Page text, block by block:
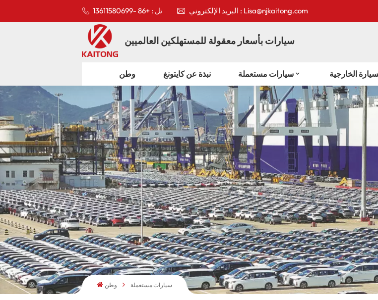
تل : +86 -13611580699 البريد الإلكتروني : Lisa@njkaitong.com
سيارات بأسعار معقولة للمستهلكين العالميين
وطن نبذة عن كايتونغ سيارات مستعملة الخارجية
وطن سيارات مستعملة